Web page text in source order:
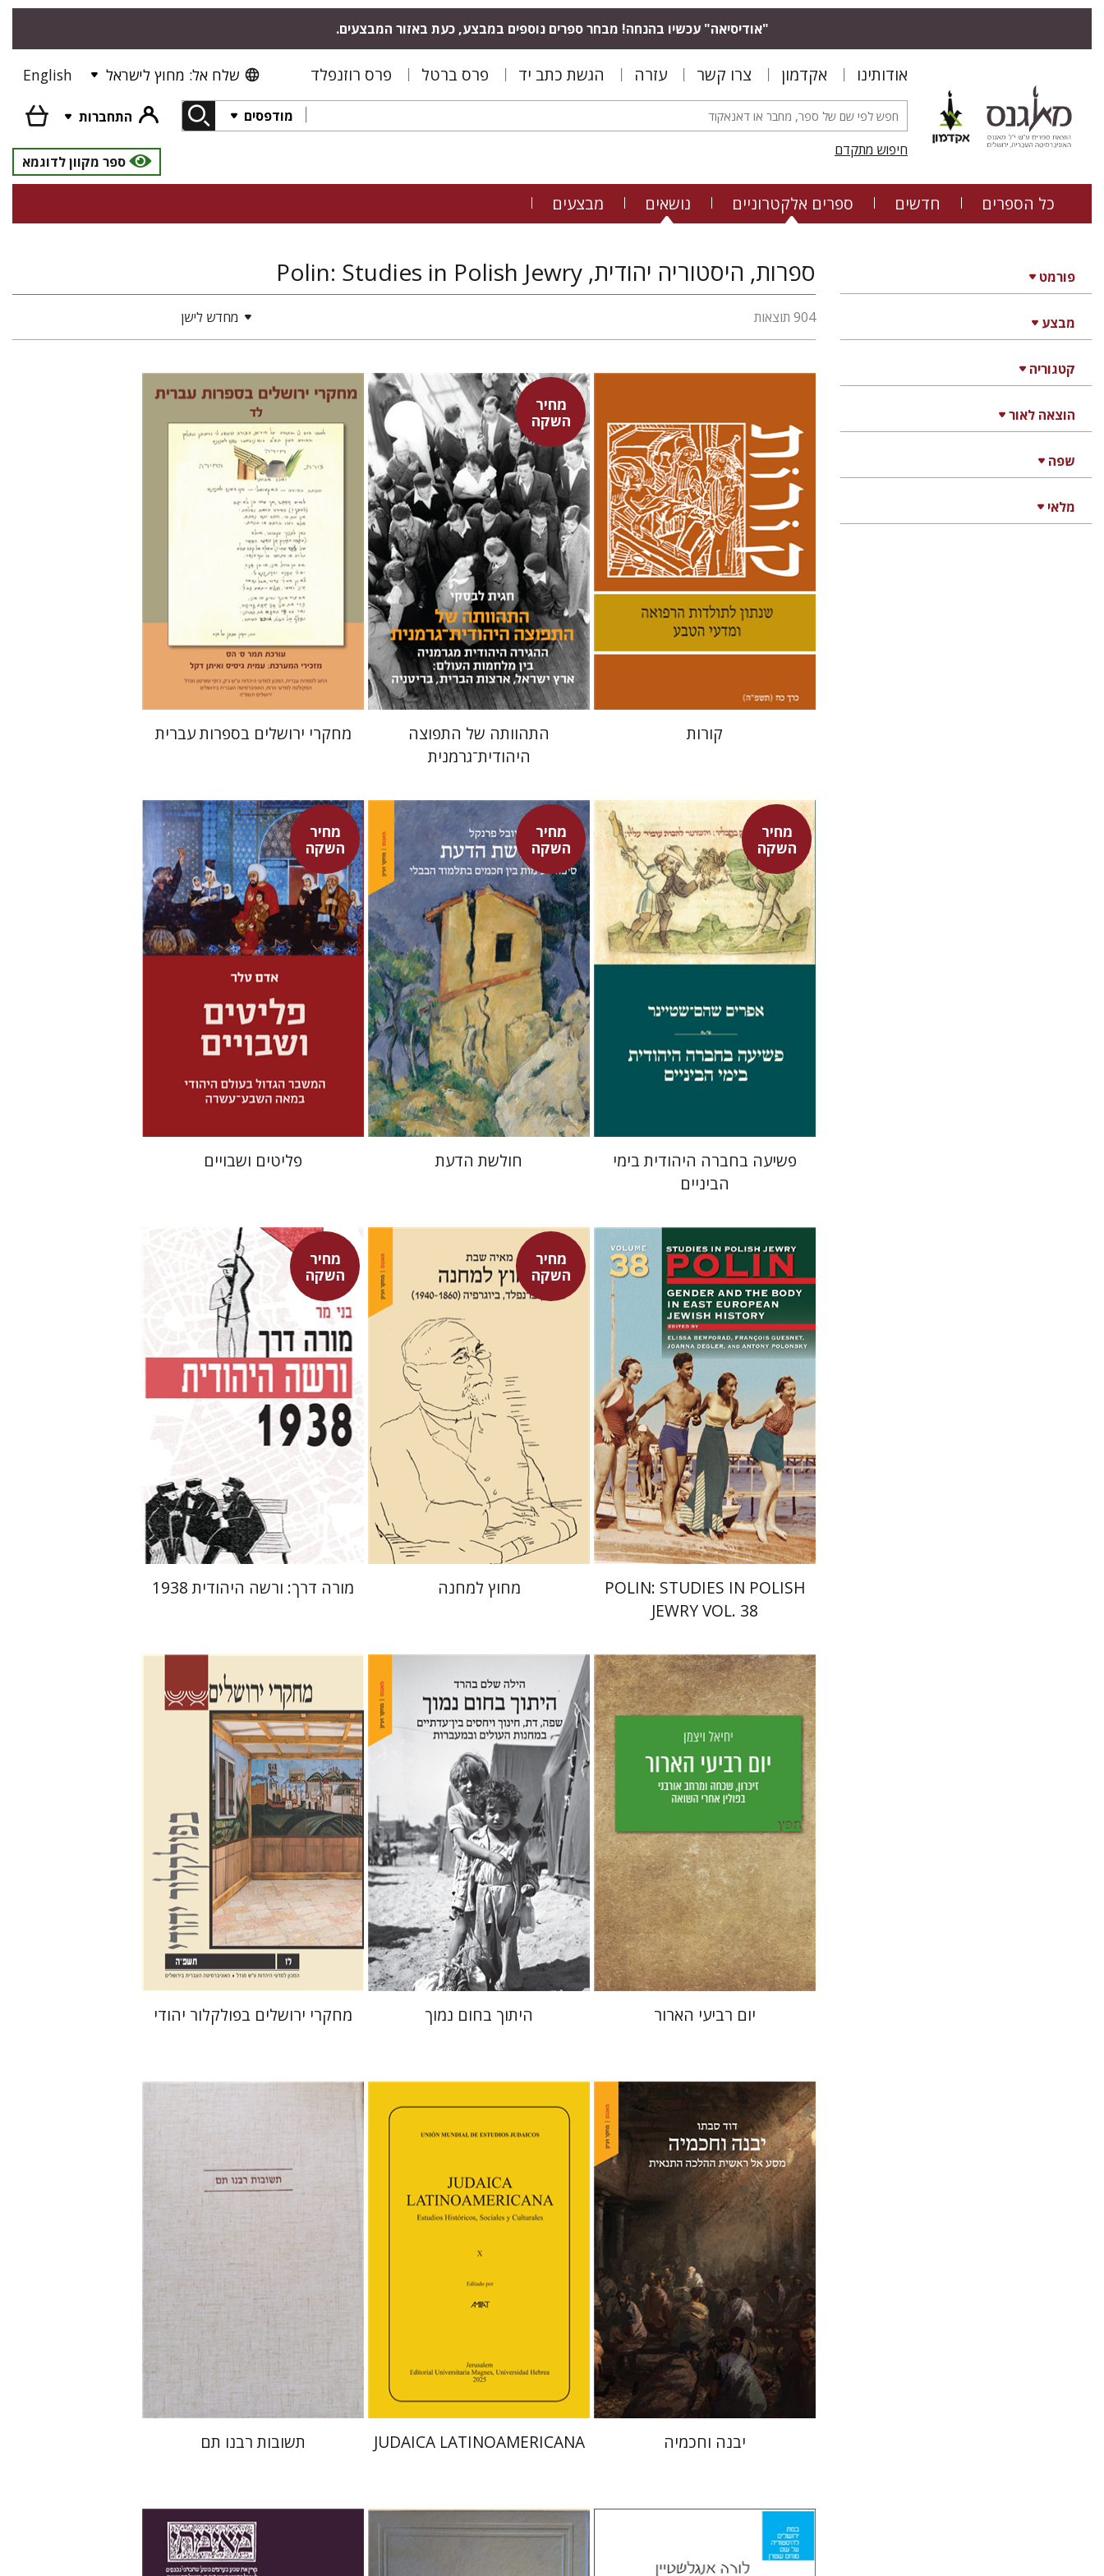
"אודיסיאה" עכשיו בהנחה! מבחר ספרים נוספים במבצע, כעת באזור המבצעים.
אודותינו אקדמון צרו קשר עזרה הגשת כתב יד פרס ברטל פרס רוזנפלד שלח אל: מחוץ לישראל English
מודפסים
התחברות
חיפוש מתקדם
ספר מקוון לדוגמא
כל הספרים חדשים ספרים אלקטרוניים נושאים מבצעים
פורמט
מבצע
קטגוריה
הוצאה לאור
שפה
מלאי
ספרות, היסטוריה יהודית, Polin: Studies in Polish Jewry
904 תוצאות מחדש לישן
קנת קולינס
הנחת אתר ספר מודפס
$42
$38
קורות
מחיר
השקה
חגית לבסקי
מאירה טורצקי
מחיר השקה
$34
$24
התהוותה של התפוצה
היהודית־גרמנית
תמר ס' הס
הנחת אתר ספר מודפס
$33
$30
מחקרי ירושלים בספרות עברית
מחיר
השקה
אפרים שהם-שטיינר
מחיר השקה
$42
$29
פשיעה בחברה היהודית בימי
הביניים
מחיר
השקהיובל פרנקל
מחיר השקה
$46
$32
חולשת הדעת
מחיר
השקה
אדם טלר
דורון מגן
מחיר השקה
$46
$32
פליטים ושבויים
François Guesnet
Elissa
Bemporad
Joanna Degler
פולונסקי
הנחת אתר ספר מודפס
$75
$68
POLIN: STUDIES IN POLISH
JEWRY VOL. 38
מחיר
השקה
מאיה שבת
מחיר השקה
$42
$29
מחוץ למחנה
מחיר
השקה
בני מר
מחיר השקה
$42
$29
מורה דרך: ורשה היהודית 1938
יחיאל ויצמן
יפעת וייס
הנחת אתר ספר מודפס
$28
$25
יום רביעי הארור
הילה שלם בהרד
הנחת אתר ספר מודפס
$46
$41
היתוך בחום נמוך
שלום צבר גלית חזן-רוקם
סלמון
הנחת אתר ספר מודפס
$35
$32
מחקרי ירושלים בפולקלור יהודי
דוד סבתו
הנחת אתר ספר מודפס
$46
$41
יבנה וחכמיה
פלורינדה פ. גולדברג.
פולט
קרשונוביץ שוסטר
דבי רויטמן אפרים זדוף
$53
$48
JUDAICA LATINOAMERICANA
הנחת אתר ספר מודפס
$45
תשובות רבנו תם
ישי רוזן-צבי